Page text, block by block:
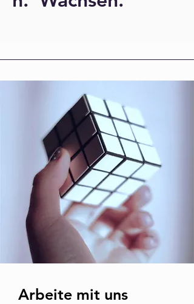
Arbeite mit uns